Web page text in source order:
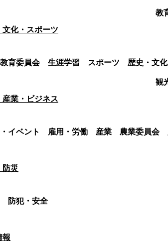
教
文化・スポーツ
教育委員会 生涯学習 スポーツ
歴史・文化
観
産業・ビジネス
イベント 雇用・労働 産業 農業委員会
災
防犯・安全
報